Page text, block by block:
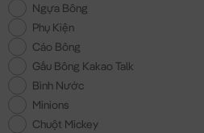
Ngựa Bông
Phụ Kiện
Cáo Bông
Gấu Bông Kakao Talk
Bình Nước
Minions
Chuột Mickey